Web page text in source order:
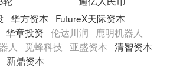
华方资本
FutureX天际资本
华章投资 伦达川润
鹿明机器人
人 觅蜂科技 亚盛资本 清智资本
新鼎资本